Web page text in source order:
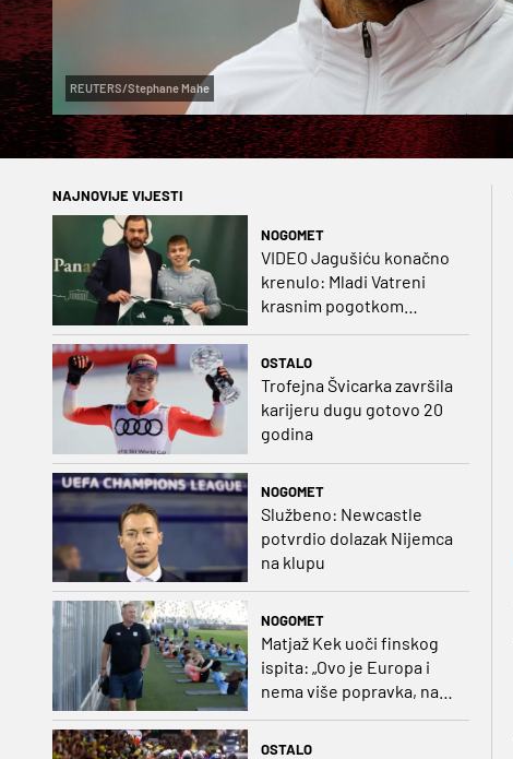
REUTERS/Stephane Mahe
NAJNOVIJE VIJESTI
NOGOMET
VIDEO Jagušiću konačno
krenulo: Mladi Vatreni
krasnim pogotkom
OSTALO
Trofejna Švicarka završila
karijeru dugu gotovo 20
godina
NOGOMET
Službeno: Newcastle
potvrdio dolazak Nijemca
na klupu
NOGOMET
Matjaž Kek uoči finskog
ispita: „Ovo je Europa i
nema više popravka, na
Rujevici se nešto pita i
OSTALO